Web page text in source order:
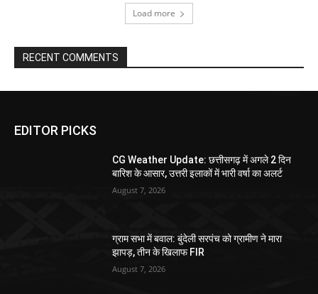
Load more
RECENT COMMENTS
EDITOR PICKS
CG Weather Update: छत्तीसगढ़ में अगले 2 दिन
बारिश के आसार, उत्तरी इलाकों में भारी वर्षा का अलर्ट
August 7, 2026
ग्राम सभा में बवाल: बुंदेली सरपंच को ग्रामीण ने मारा
झापड़, तीन के खिलाफ FIR
August 7, 2026